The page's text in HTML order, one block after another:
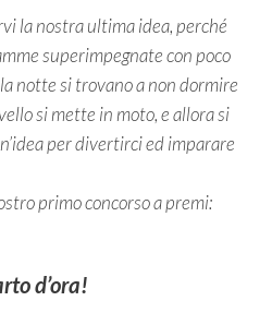
la nostra ultima idea, perché
superimpegnate con poco
notte si trovano a non dormire
si mette in moto, e allora si
per divertirci ed imparare
primo concorso a premi:
d’ora!